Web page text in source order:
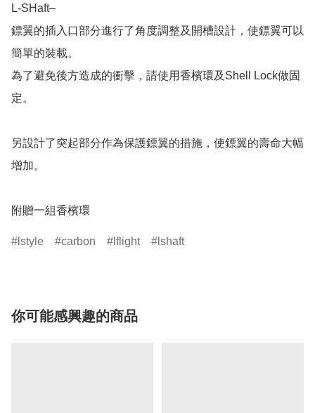
L-SHaft–
鏢翼的插入口部分進行了角度調整及開槽設計，使鏢翼可以
簡單的裝載。
為了避免後方造成的衝擊，請使用香檳環及Shell Lock做固
定。
另設計了突起部分作為保護鏢翼的措施，使鏢翼的壽命大幅
增加。
附贈一組香檳環
lstyle carbon lflight lshaft
你可能感興趣的商品